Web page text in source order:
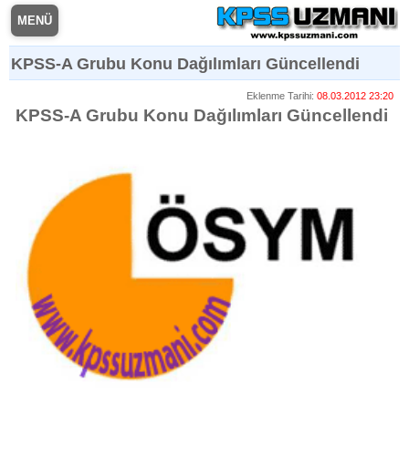
MENÜ
KPSS-A Grubu Konu Dağılımları Güncellendi
Eklenme Tarihi: 08.03.2012 23:20
KPSS-A Grubu Konu Dağılımları Güncellendi